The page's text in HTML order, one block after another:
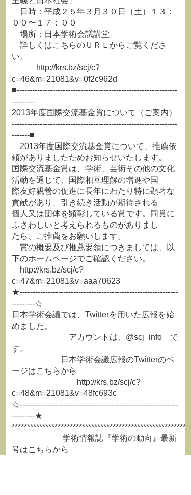
日時：平成２５年３月３０日（土）１３：
００〜１７：００
場所：日本学術会議講堂
詳しくはこちらのＵＲＬからご覧くださ
い。
http://krs.bz/scj/c?
c=46&m=21081&v=0f2c962d
■---------------------------------------------------------------
---------
2013年度国際交流基金賞について（ご案内）
-----------------------------------------------------------------
-------■
2013年度国際交流基金賞について、推薦依
頼がありましたためお知らせいたします。
国際交流基金賞は、学術、芸術その他の文化
活動を通じて、国際相互理解の増進や国
際友好親善の促進に長年にわたり特に顕著な
貢献があり、引き続き活動が期待される
個人又は団体を顕彰している賞です。同賞に
ふさわしいと考えられるものがありまし
たら、ご推薦をお願いします。
賞の概要及び推薦要領につきましては、以
下のホームページでご確認ください。
http://krs.bz/scj/c?
c=47&m=21081&v=aaa70623
★--------------------------------------------------------------
---------☆
日本学術会議では、Twitterを用いた広報を始
めました。
アカウントは、@scj_info で
す。
日本学術会議広報のTwitterのペ
ージはこちらから
http://krs.bz/scj/c?
c=48&m=21081&v=48fc693c
☆--------------------------------------------------------------
---------★
学術情報誌『学術の動向』最新
号はこちらから